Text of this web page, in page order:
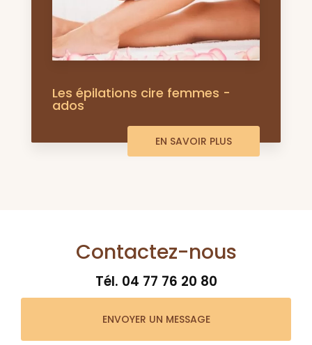
Les épilations cire femmes -
ados
EN SAVOIR PLUS
Contactez-nous
Tél. 04 77 76 20 80
ENVOYER UN MESSAGE